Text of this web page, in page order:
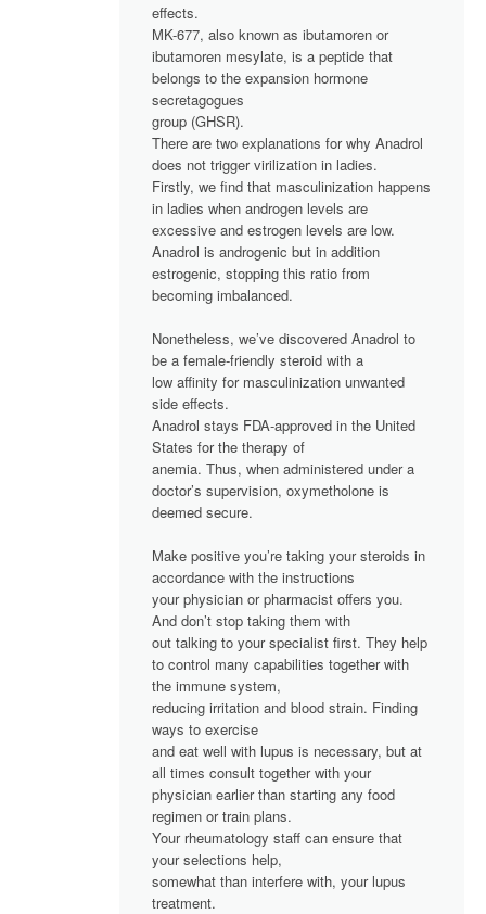
effects.
MK-677, also known as ibutamoren or
ibutamoren mesylate, is a peptide that
belongs to the expansion hormone
secretagogues
group (GHSR).
There are two explanations for why Anadrol
does not trigger virilization in ladies.
Firstly, we find that masculinization happens
in ladies when androgen levels are
excessive and estrogen levels are low.
Anadrol is androgenic but in addition
estrogenic, stopping this ratio from
becoming imbalanced.
Nonetheless, we’ve discovered Anadrol to
be a female-friendly steroid with a
low affinity for masculinization unwanted
side effects.
Anadrol stays FDA-approved in the United
States for the therapy of
anemia. Thus, when administered under a
doctor’s supervision, oxymetholone is
deemed secure.
Make positive you’re taking your steroids in
accordance with the instructions
your physician or pharmacist offers you.
And don’t stop taking them with
out talking to your specialist first. They help
to control many capabilities together with
the immune system,
reducing irritation and blood strain. Finding
ways to exercise
and eat well with lupus is necessary, but at
all times consult together with your
physician earlier than starting any food
regimen or train plans.
Your rheumatology staff can ensure that
your selections help,
somewhat than interfere with, your lupus
treatment.